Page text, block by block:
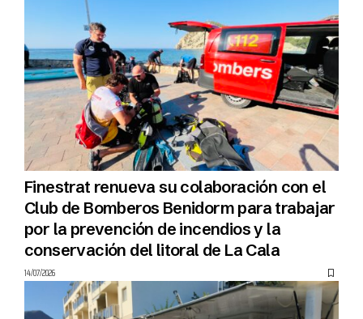
Finestrat renueva su colaboración con el
Club de Bomberos Benidorm para trabajar
por la prevención de incendios y la
conservación del litoral de La Cala
14/07/2026